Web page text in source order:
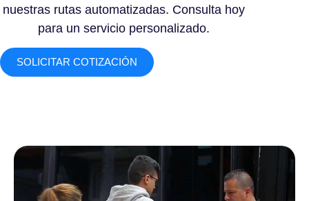
nuestras rutas automatizadas. Consulta hoy
para un servicio personalizado.
SOLICITAR COTIZACIÓN